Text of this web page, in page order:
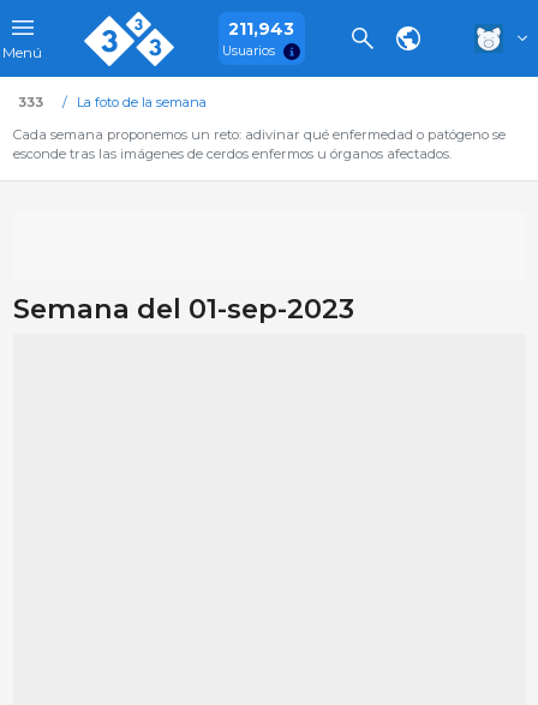
Menú
211,943
Usuarios
333
La foto de la semana
Cada semana proponemos un reto: adivinar qué enfermedad o patógeno se
esconde tras las imágenes de cerdos enfermos u órganos afectados.
Semana del 01-sep-2023